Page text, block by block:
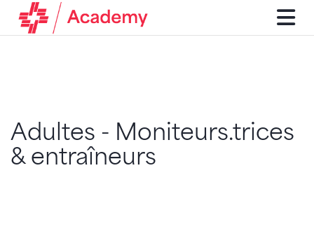
Adultes - Moniteurs.trices
& entraîneurs